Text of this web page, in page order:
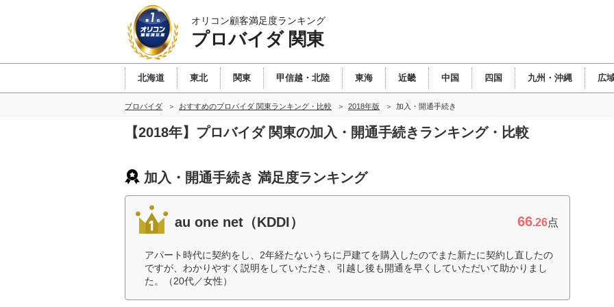
オリコン顧客満足度ランキング
プロバイダ 関東
北海道 東北 関東 甲信越・北陸 東海 近畿 中国 四国 九州・沖縄 広
プロバイダ おすすめのプロバイダ 関東ランキング・比較 2018年版 加入・開通手続き
【2018年】プロバイダ 関東の加入・開通手続きランキング・比較
加入・開通手続き 満足度ランキング
au one net（KDDI） 66.26点
アパート時代に契約をし、2年経たないうちに戸建てを購入したのでまた新たに契約し直したの
ですが、わかりやすく説明をしていただき、引越し後も開通を早くしていただいて助かりまし
た。（20代／女性）